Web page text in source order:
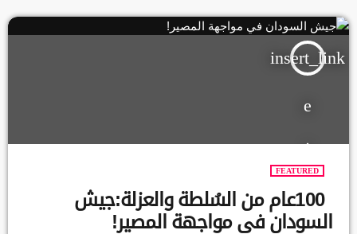
insert_link
FEATURED
100عام من السُلطة والعزلة:جيش
السودان في مواجهة المصير!